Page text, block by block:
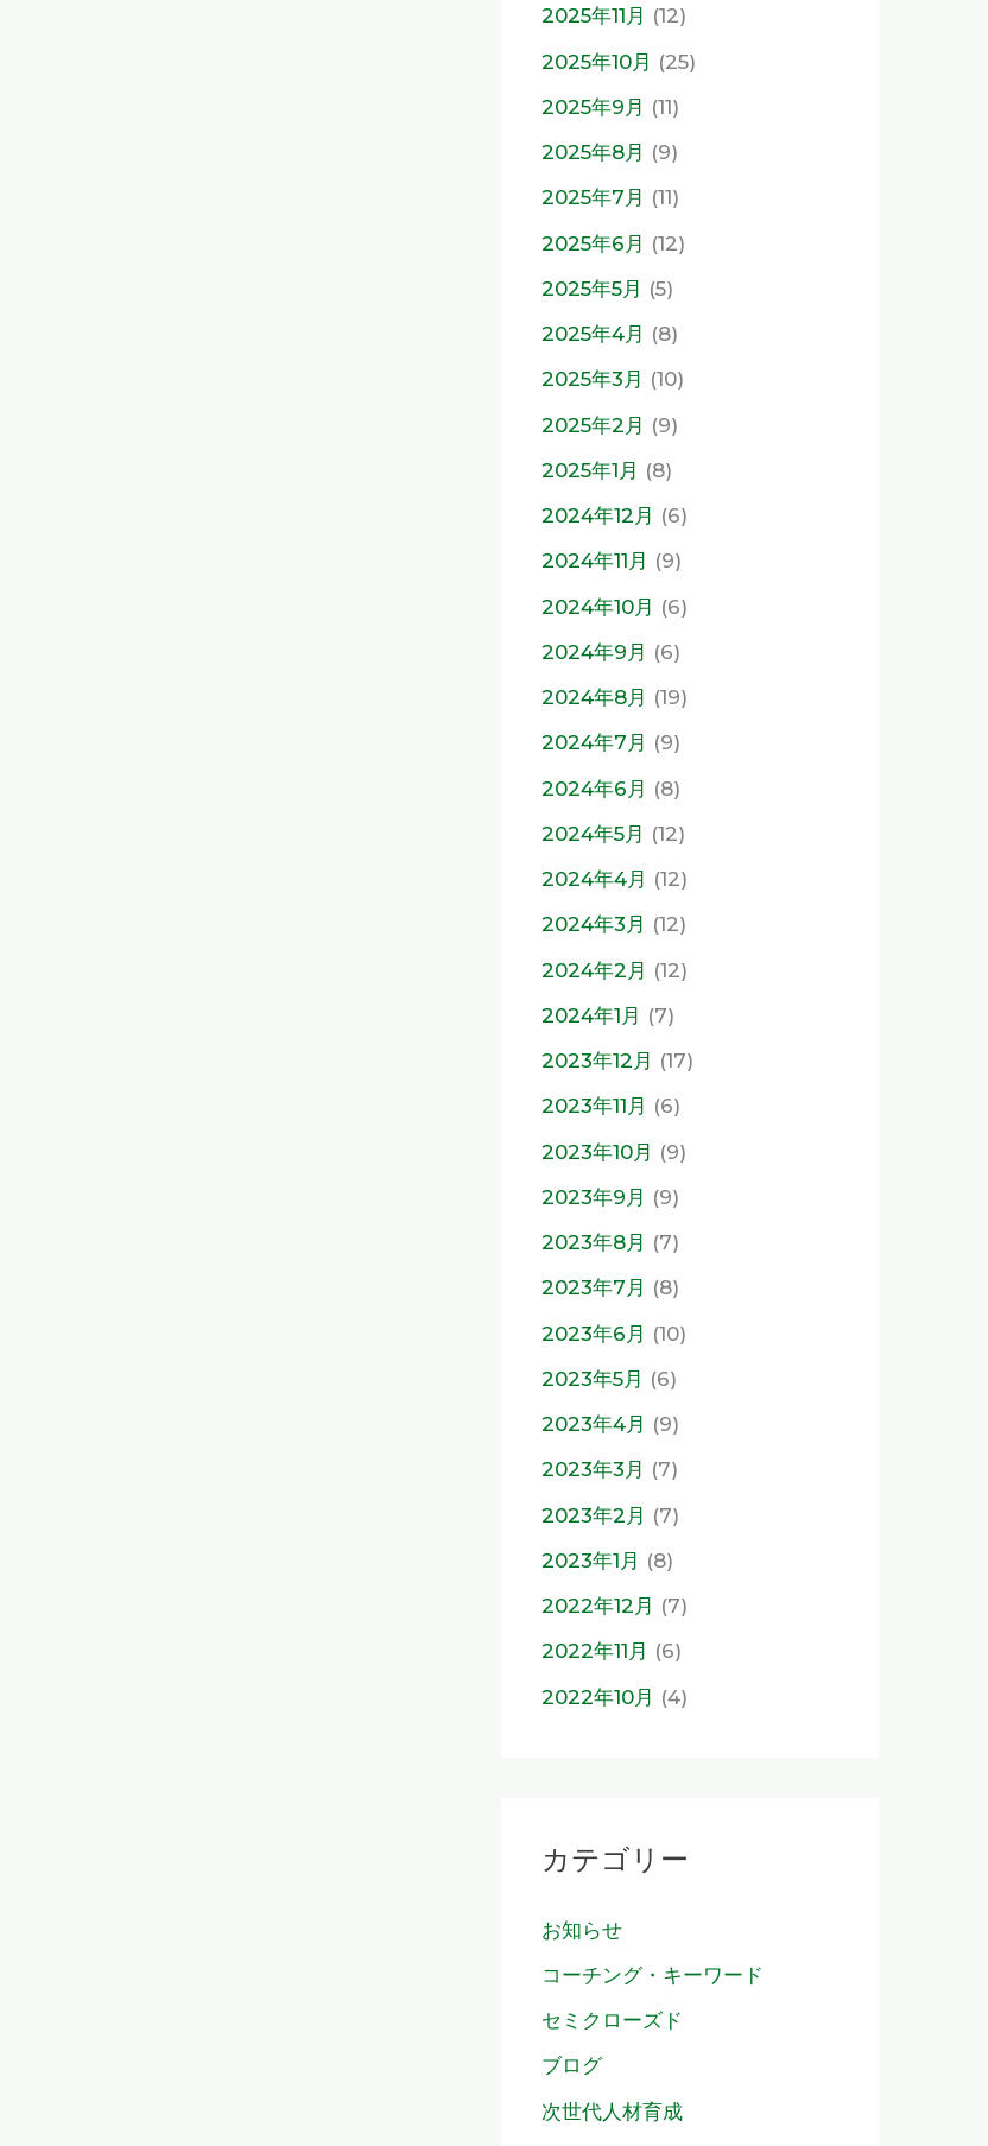
2025年11月 (12)
2025年10月 (25)
2025年9月 (11)
2025年8月 (9)
2025年7月 (11)
2025年6月 (12)
2025年5月 (5)
2025年4月 (8)
2025年3月 (10)
2025年2月 (9)
2025年1月 (8)
2024年12月 (6)
2024年11月 (9)
2024年10月 (6)
2024年9月 (6)
2024年8月 (19)
2024年7月 (9)
2024年6月 (8)
2024年5月 (12)
2024年4月 (12)
2024年3月 (12)
2024年2月 (12)
2024年1月 (7)
2023年12月 (17)
2023年11月 (6)
2023年10月 (9)
2023年9月 (9)
2023年8月 (7)
2023年7月 (8)
2023年6月 (10)
2023年5月 (6)
2023年4月 (9)
2023年3月 (7)
2023年2月 (7)
2023年1月 (8)
2022年12月 (7)
2022年11月 (6)
2022年10月 (4)
カテゴリー
お知らせ
コーチング・キーワード
セミクローズド
ブログ
次世代人材育成